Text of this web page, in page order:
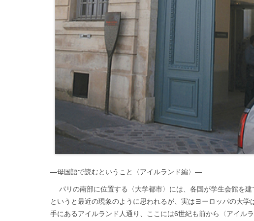
—母国語で読むということ〈アイルランド編〉—
パリの南部に位置する〈大学都市〉には、各国が学生会館を
というと最近の現象のように思われるが、実はヨーロッパの大
手にあるアイルランド人通り、ここには6世紀も前から〈アイル